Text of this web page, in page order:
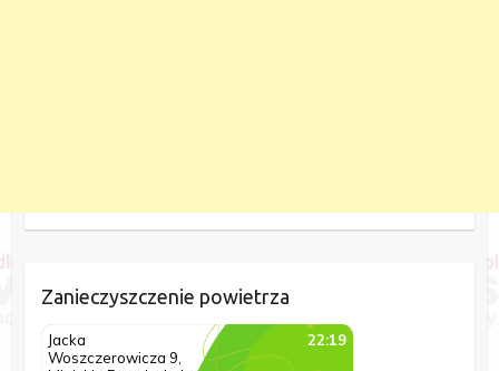
Zanieczyszczenie powietrza